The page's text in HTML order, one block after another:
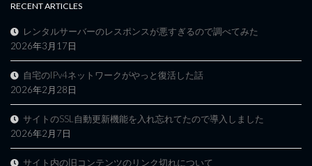
RECENT ARTICLES
レンタルサーバーのレスポンスが悪すぎるので調べてみた
2026年3月17日
自宅のIPv4ネットワークがやっと復活した話
2026年2月28日
サイトのSSL自動更新機能を入れ忘れてたので導入しました
2026年2月7日
サイト内の旧コンテンツのリンク切れについて